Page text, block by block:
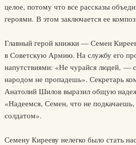
целое, потому что все рассказы
героями. В этом заключается ее
Главный герой книжки — Семен
в Советскую Армию. На службу его
напутствиями: «Не чурайся людей, —
народом не пропадешь». Секретарь
Анатолий Шилов выразил общую
«Надеемся, Семен, что не
солдатом».
Семену Кирееву нелегко было стать